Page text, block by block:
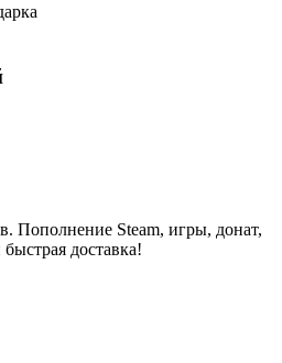
Пополнение Steam, игры, донат,
доставка!